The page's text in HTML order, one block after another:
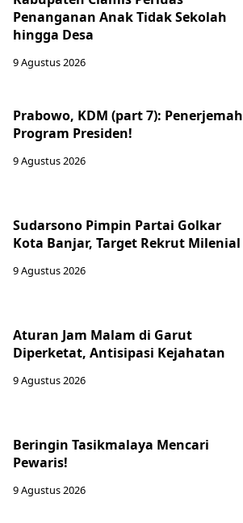
Penanganan Anak Tidak Sekolah
hingga Desa
9 Agustus 2026
Prabowo, KDM (part 7): Penerjemah
Program Presiden!
9 Agustus 2026
Sudarsono Pimpin Partai Golkar
Kota Banjar, Target Rekrut Milenial
9 Agustus 2026
Aturan Jam Malam di Garut
Diperketat, Antisipasi Kejahatan
9 Agustus 2026
Beringin Tasikmalaya Mencari
Pewaris!
9 Agustus 2026